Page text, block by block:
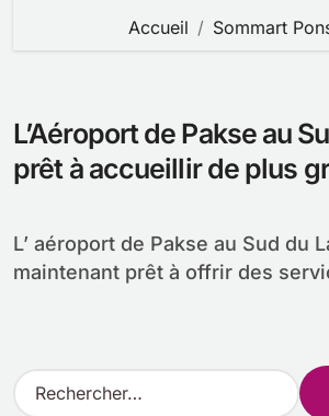
Accueil Sommart
L’Aéroport de Pakse au
prêt à accueillir de plus
L’ aéroport de Pakse au Sud du Laos est
maintenant prêt à offrir des
R
e